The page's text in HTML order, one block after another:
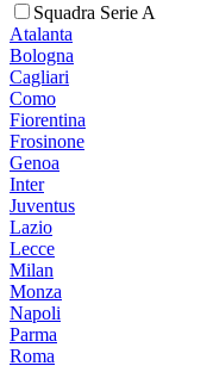
Squadra Serie A
Atalanta
Bologna
Cagliari
Como
Fiorentina
Frosinone
Genoa
Inter
Juventus
Lazio
Lecce
Milan
Monza
Napoli
Parma
Roma